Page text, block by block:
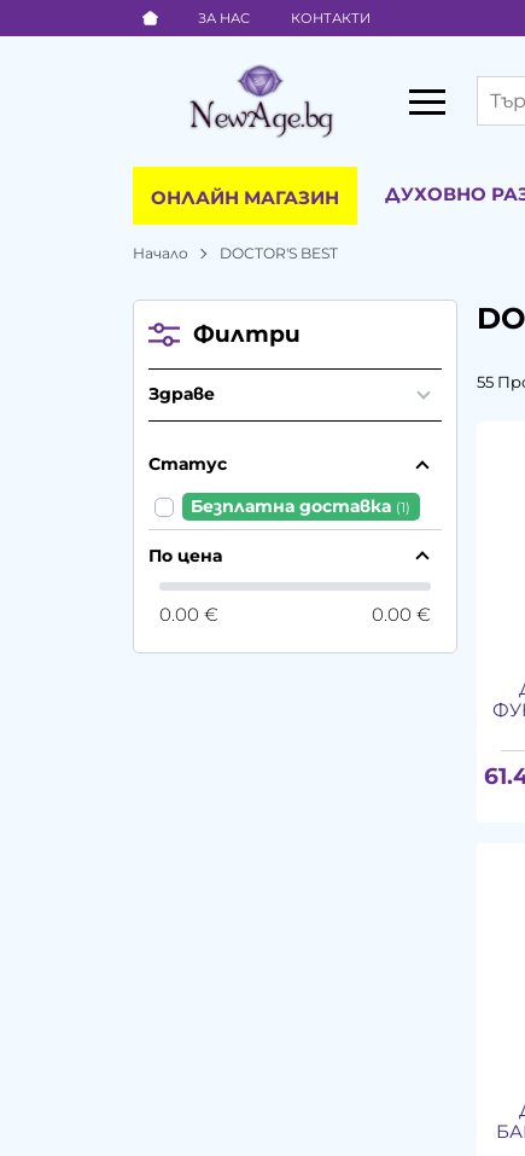
ЗА НАС КОНТАКТИ
ОНЛАЙН МАГАЗИН ДУХОВНО
Начало DOCTOR'S BEST
55
Филтри
Здраве
Статус
Безплатна доставка (1)
По цена
0.00 € 0.00 €